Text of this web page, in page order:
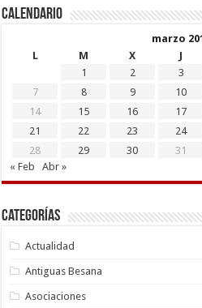
Calendario
marzo
L
M X J
1
2 3
7
8 9 10
14
15 16 17
21
22 23 24
28
29 30
31
« Feb
Abr »
Categorías
Actualidad
Antiguas Besana
Asociaciones